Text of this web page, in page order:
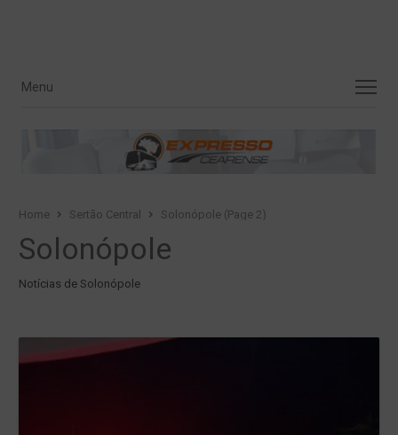
Menu
Menu
Home Sertão Central Solonópole (Page 2)
Solonópole
Notícias de Solonópole